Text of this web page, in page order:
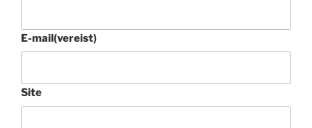
E-mail(vereist)
Site